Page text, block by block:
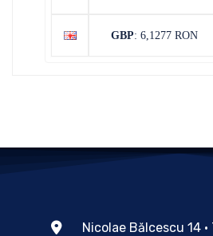
GBP: 6,1277 RON
Nicolae Bălcescu 14 •